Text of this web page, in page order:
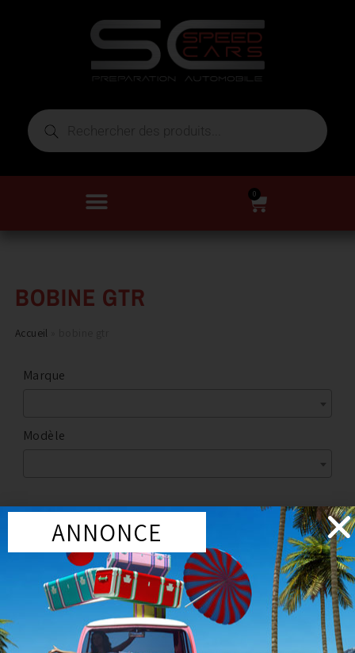
0
BOBINE GTR
Accueil
Marque
Modèle
Marque
NISSAN
Année du véhicule :à partir de 2009
Série:V6 3.8L
ANNONCE